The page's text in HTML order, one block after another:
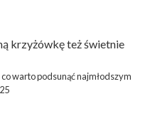
krzyżówkęteż świetnie
warto podsunąć najmłodszym